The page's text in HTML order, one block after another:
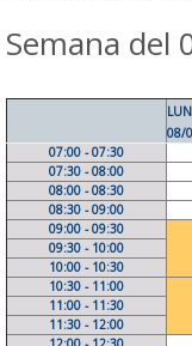
Semana del
08/
07:00 - 07:30
07:30 - 08:00
08:00 - 08:30
08:30 - 09:00
09:00 - 09:30
09:30 - 10:00
10:00 - 10:30
10:30 - 11:00
11:00 - 11:30
11:30 - 12:00